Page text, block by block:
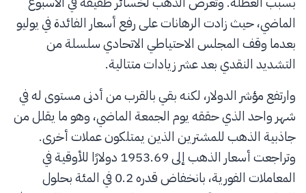
الماضي، حيث زادت الرهانات على رفع أسعار الفائدة في يوليو
بعدما وقف المجلس الاحتياطي الاتحادي سلسلة من
التشديد النقدي بعد عشر زيادات متتالية.
وارتفع مؤشر الدولار، لكنه بقي بالقرب من أدنى مستوى له في
شهر واحد الذي حققه يوم الجمعة الماضي، وهو ما يقلل من
جاذبية الذهب للمشترين الذين يمتلكون عملات أخرى.
وتراجعت أسعار الذهب إلى 1953.69 دولارًا للأوقية في
المعاملات الفورية، بانخفاض قدره 0.2 في المئة بحلول